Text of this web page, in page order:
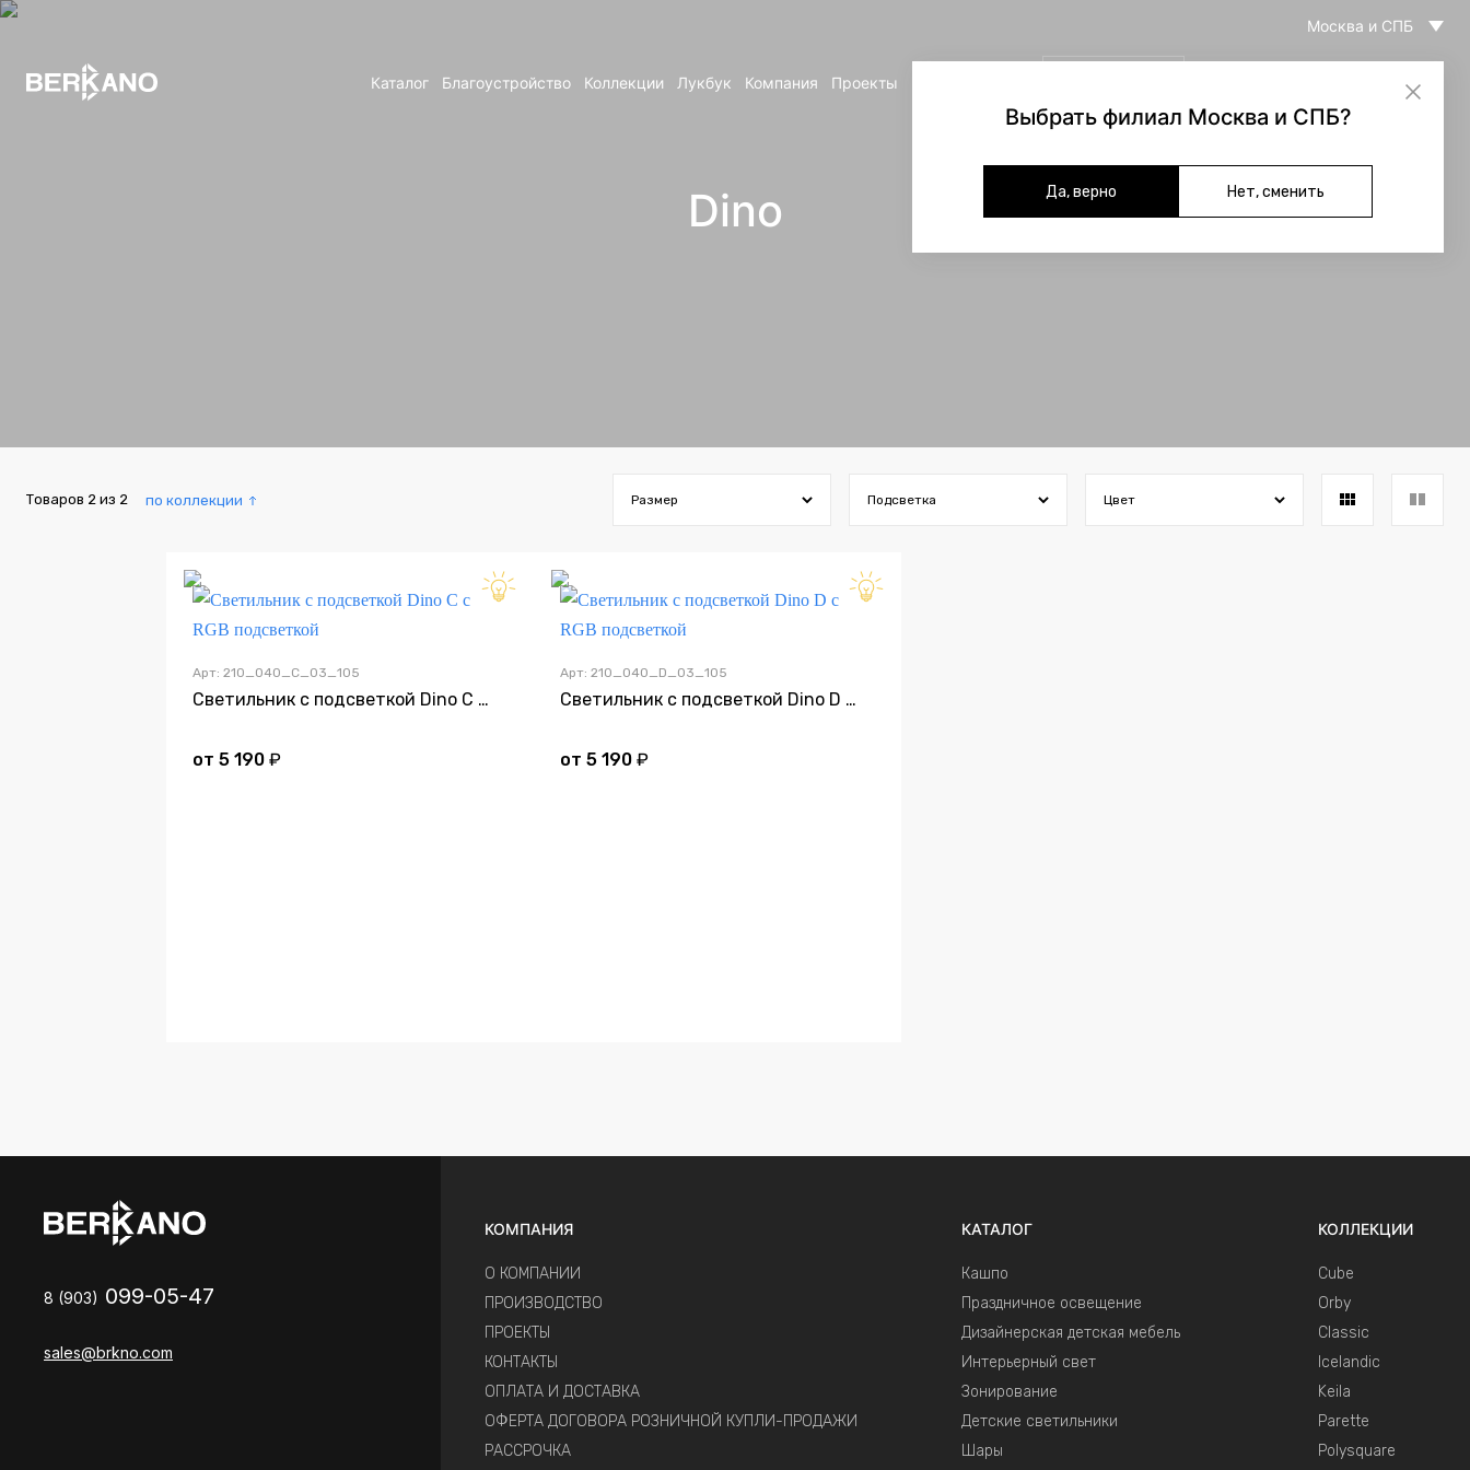
Москва и СПБ
Выбрать филиал Москва и СПБ?
Да, верно Нет, сменить
Каталог Благоустройство Коллекции Лукбук Компания Проекты
Dino
Товаров 2 из 2 по коллекции Размер Подсветка Цвет
Арт: 210_040_C_03_105
Светильник с подсветкой Dino C с RGB подсветкой
от 5 190 ₽
Арт: 210_040_D_03_105
Светильник с подсветкой Dino D с RGB подсветкой
от 5 190 ₽
8 (903) 099-05-47
sales@brkno.com
КОМПАНИЯ
О КОМПАНИИ
ПРОИЗВОДСТВО
ПРОЕКТЫ
КОНТАКТЫ
ОПЛАТА И ДОСТАВКА
ОФЕРТА ДОГОВОРА РОЗНИЧНОЙ КУПЛИ-ПРОДАЖИ
РАССРОЧКА
КАТАЛОГ
Кашпо
Праздничное освещение
Дизайнерская детская мебель
Интерьерный свет
Зонирование
Детские светильники
Шары
КОЛЛЕКЦИИ
Cube
Orby
Classic
Icelandic
Keila
Parette
Polysquare